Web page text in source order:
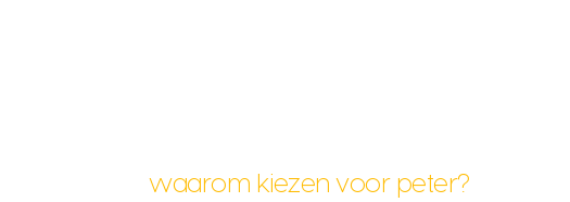
waarom kiezen voor peter?